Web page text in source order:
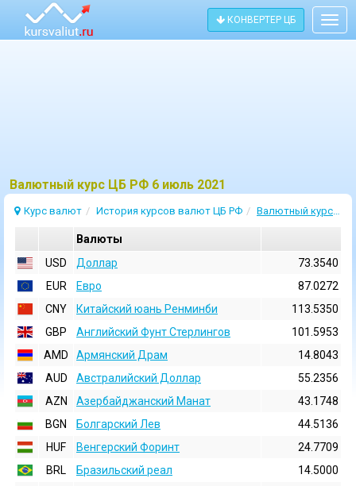
КОНВЕРТЕР ЦБ
Bалютный курс ЦБ РФ 6 июль 2021
Курс валют История курсов валют ЦБ РФ Валютный курс 6 Июль 2021
Валюты
USD
Доллар
73.3540
EUR
Евро
87.0272
CNY
Китайский юань Ренминби
113.5350
GBP
Английский Фунт Стерлингов
101.5953
AMD
Армянский Драм
14.8043
AUD
Австралийский Доллар
55.2356
AZN
Азербайджанский Манат
43.1748
BGN
Болгарский Лев
44.5136
HUF
Венгерский Форинт
24.7709
BRL
Бразильский реал
14.5000